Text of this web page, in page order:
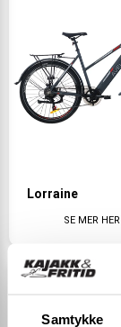
Samtykke
Lorraine
SE MER HER